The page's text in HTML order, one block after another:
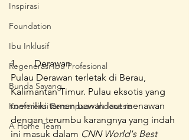
Inspirasi
Foundation
Ibu Inklusif
Regenerasi Ibu Profesional
Bunda Sayang
Konferensi Perempuan Indonesia
A Home Team
1.	Derawan
Pulau Derawan terletak di Berau,
Kalimantan Timur. Pulau eksotis yang
memiliki taman bawah laut menawan
dengan terumbu karangnya yang indah
ini masuk dalam CNN World's Best